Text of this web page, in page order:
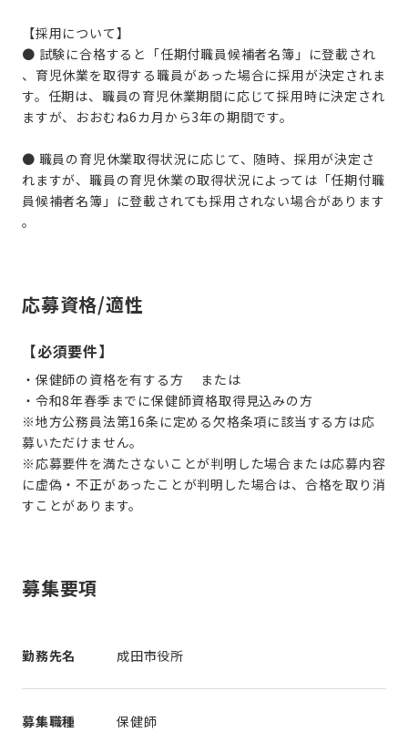
【採用について】
● 試験に合格すると「任期付職員候補者名簿」に登載され
、育児休業を取得する職員があった場合に採用が決定されま
す。任期は、職員の育児休業期間に応じて採用時に決定され
ますが、おおむね6カ月から3年の期間です。
● 職員の育児休業取得状況に応じて、随時、採用が決定さ
れますが、職員の育児休業の取得状況によっては「任期付職
員候補者名簿」に登載されても採用されない場合があります
。
応募資格/適性
【必須要件】
・保健師の資格を有する方 または
・令和8年春季までに保健師資格取得見込みの方
※地方公務員法第16条に定める欠格条項に該当する方は応
募いただけません。
※応募要件を満たさないことが判明した場合または応募内容
に虚偽・不正があったことが判明した場合は、合格を取り消
すことがあります。
募集要項
勤務先名 成田市役所
募集職種 保健師